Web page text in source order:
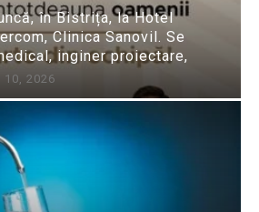
în Bistrița, la Hotel
Clinica Sanovil. Se
inginer proiectare,
10, 2026